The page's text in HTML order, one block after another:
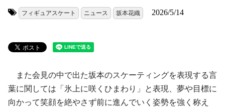
フィギュアスケート ニュース 坂本花織 2026/5/14
また会見の中で出た坂本のスケーティングを表現する言
葉に関しては「氷上に咲くひまわり」と表現、夢や目標に
向かって笑顔を絶やさず前に進んでいく姿勢を強く称え